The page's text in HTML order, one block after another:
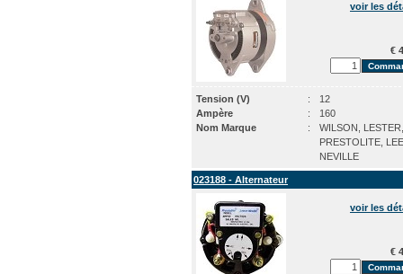
voir les
€
Tension (V) :
12
Ampère
:
160
Nom Marque
:
WILSON, LESTER,
PRESTOLITE,
NEVILLE
023188 - Alternateur
voir les
€